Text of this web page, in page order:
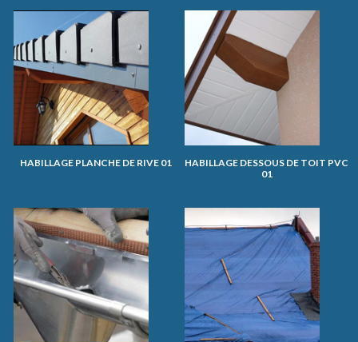
HABILLAGE PLANCHE DE RIVE 01
HABILLAGE DESSOUS DE TOIT PVC
01